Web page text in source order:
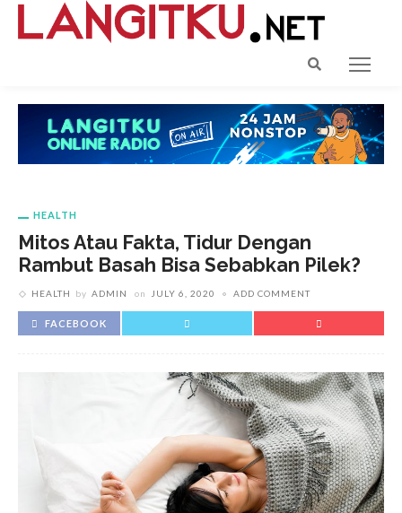
HEALTH
Mitos Atau Fakta, Tidur Dengan
Rambut Basah Bisa Sebabkan Pilek?
HEALTH by ADMIN on JULY 6, 2020 ADD COMMENT
FACEBOOK